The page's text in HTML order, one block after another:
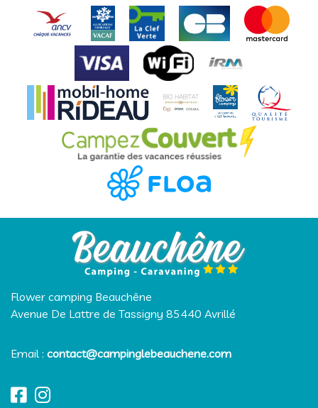
Flower camping Beauchêne
Avenue De Lattre de Tassigny 85440 Avrillé
Email : contact@campinglebeauchene.com